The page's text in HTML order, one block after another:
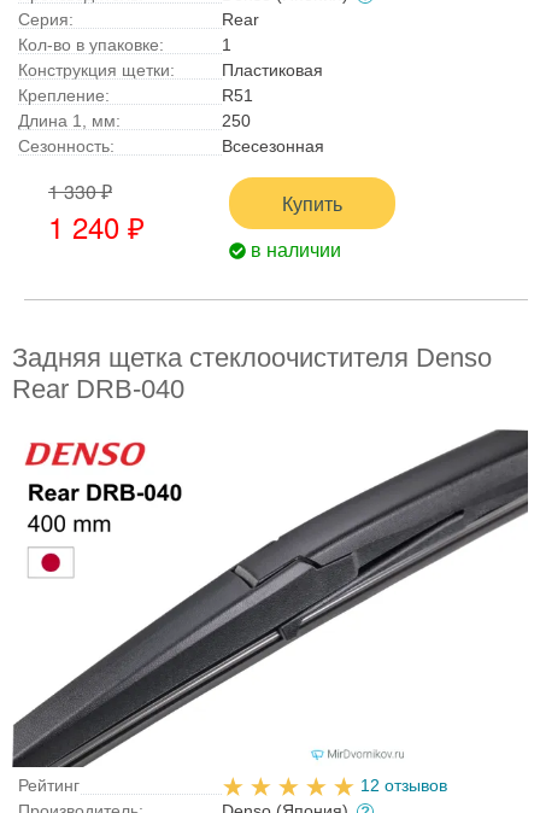
Серия:
Rear
Кол-во в упаковке:
1
Конструкция щетки:
Пластиковая
Крепление:
R51
Длина 1, мм:
250
Сезонность:
Всесезонная
1 330 ₽
1 240 ₽
Купить
в наличии
Задняя щетка стеклоочистителя Denso
Rear DRB-040
Рейтинг
12 отзывов